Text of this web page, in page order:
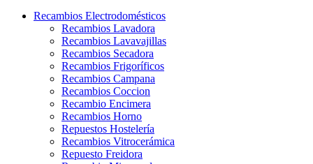
Recambios Electrodomésticos
Recambios Lavadora
Recambios Lavavajillas
Recambios Secadora
Recambios Frigoríficos
Recambios Campana
Recambios Coccion
Recambio Encimera
Recambios Horno
Repuestos Hostelería
Recambios Vitrocerámica
Repuesto Freidora